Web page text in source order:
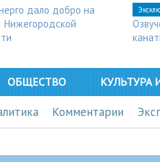
дало добро на
ОБЩЕСТВО КУЛЬТУРА
Комментарии